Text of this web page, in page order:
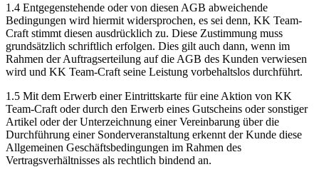
1.4 Entgegenstehende oder von diesen AGB abweichende
Bedingungen wird hiermit widersprochen, es sei denn, KK Team-
Craft stimmt diesen ausdrücklich zu. Diese Zustimmung muss
grundsätzlich schriftlich erfolgen. Dies gilt auch dann, wenn im
Rahmen der Auftragserteilung auf die AGB des Kunden verwiesen
wird und KK Team-Craft seine Leistung vorbehaltslos durchführt.
1.5 Mit dem Erwerb einer Eintrittskarte für eine Aktion von KK
Team-Craft oder durch den Erwerb eines Gutscheins oder sonstiger
Artikel oder der Unterzeichnung einer Vereinbarung über die
Durchführung einer Sonderveranstaltung erkennt der Kunde diese
Allgemeinen Geschäftsbedingungen im Rahmen des
Vertragsverhältnisses als rechtlich bindend an.